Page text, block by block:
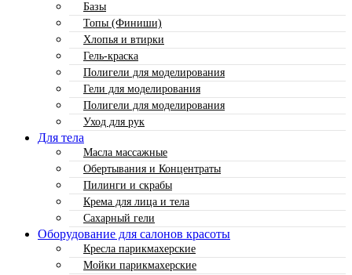
Базы
Топы (Финиши)
Хлопья и втирки
Гель-краска
Полигели для моделирования
Гели для моделирования
Полигели для моделирования
Уход для рук
Для тела
Масла массажные
Обертывания и Концентраты
Пилинги и скрабы
Крема для лица и тела
Сахарный гели
Оборудование для салонов красоты
Кресла парикмахерские
Мойки парикмахерские